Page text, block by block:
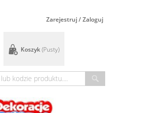
Zarejestruj / Zaloguj
Koszyk(pusty)